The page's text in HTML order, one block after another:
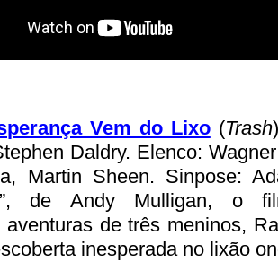
Vem do Lixo(Trash
Daldry. Elenco:
Martin Sheen. Sinpose:
de Andy Mulligan, o
aventuras de três meninos,
inesperada no lixão